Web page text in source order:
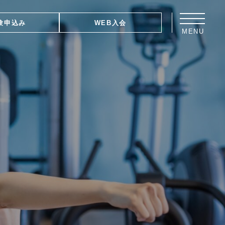
申込み
WEB入会
MENU